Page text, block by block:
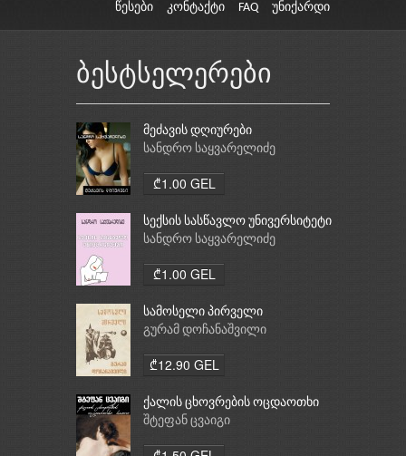
წესები კონტაქტი FAQ უნიქარდი
ბესტსელერები
მეძავის დღიურები
სანდრო საყვარელიძე
₾1.00 GEL
სექსის სასწავლო უნივერსიტეტი
სანდრო საყვარელიძე
₾1.00 GEL
სამოსელი პირველი
გურამ დოჩანაშვილი
₾12.90 GEL
ქალის ცხოვრების ოცდაოთხი
საათი
შტეფან ცვაიგი